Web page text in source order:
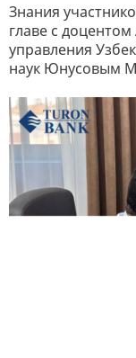
Знания
главе с
управления
наук Юнусовым